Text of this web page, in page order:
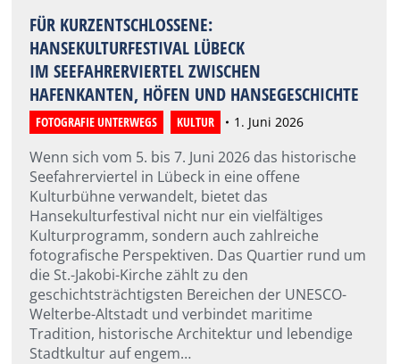
FÜR KURZENTSCHLOSSENE:
HANSEKULTURFESTIVAL LÜBECK
IM SEEFAHRERVIERTEL ZWISCHEN
HAFENKANTEN, HÖFEN UND HANSEGESCHICHTE
FOTOGRAFIE UNTERWEGS KULTUR 1. Juni 2026
Wenn sich vom 5. bis 7. Juni 2026 das historische
Seefahrerviertel in Lübeck in eine offene
Kulturbühne verwandelt, bietet das
Hansekulturfestival nicht nur ein vielfältiges
Kulturprogramm, sondern auch zahlreiche
fotografische Perspektiven. Das Quartier rund um
die St.-Jakobi-Kirche zählt zu den
geschichtsträchtigsten Bereichen der UNESCO-
Welterbe-Altstadt und verbindet maritime
Tradition, historische Architektur und lebendige
Stadtkultur auf engem…